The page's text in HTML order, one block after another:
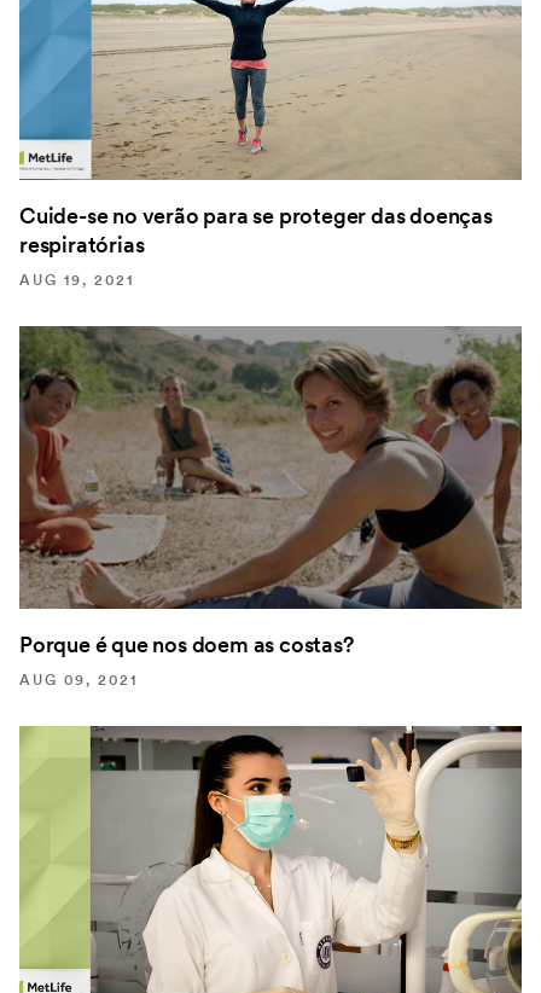
Cuide-se no verão para se proteger das doenças
respiratórias
AUG 19, 2021
Porque é que nos doem as costas?
AUG 09, 2021